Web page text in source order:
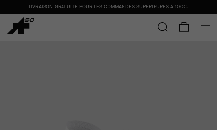
LIVRAISON GRATUITE POUR LES COMMANDES SUPÉRIEURES À 100€.